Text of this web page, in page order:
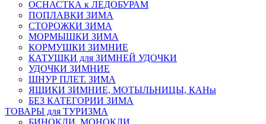
ОСНАСТКА к ЛЕДОБУРАМ
ПОПЛАВКИ ЗИМА
СТОРОЖКИ ЗИМА
МОРМЫШКИ ЗИМА
КОРМУШКИ ЗИМНИЕ
КАТУШКИ для ЗИМНЕЙ УДОЧКИ
УДОЧКИ ЗИМНИЕ
ШНУР ПЛЕТ. ЗИМА
ЯЩИКИ ЗИМНИЕ, МОТЫЛЬНИЦЫ, КАНы
БЕЗ КАТЕГОРИИ ЗИМА
ТОВАРЫ для ТУРИЗМА
БИНОКЛИ, МОНОКЛИ